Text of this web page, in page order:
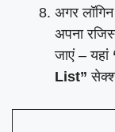
अगर
अपना
जाएं – यहां
List”